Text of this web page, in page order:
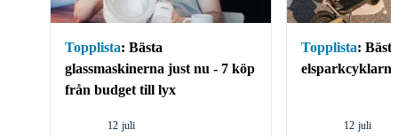
Topplista: Bästa
glassmaskinerna just nu - 7 köp
från budget till lyx
12 juli
Topplista: Bästa
12 juli